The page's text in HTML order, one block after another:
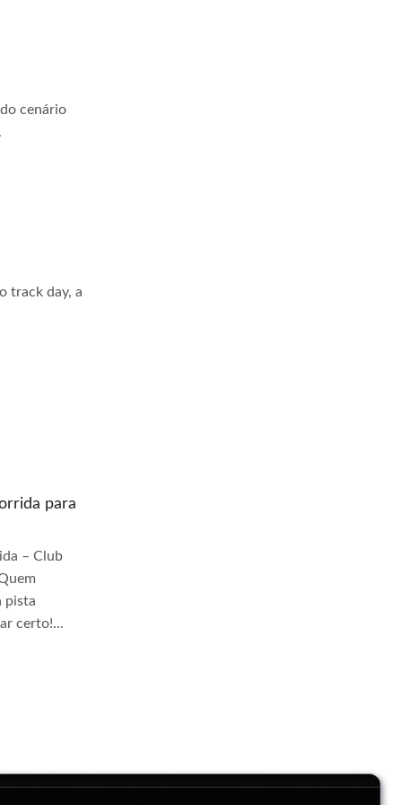
cenário
track day, a
para
– Club
pista
certo!...